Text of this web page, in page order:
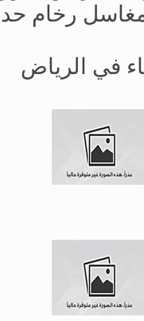
رخام
في الرياض